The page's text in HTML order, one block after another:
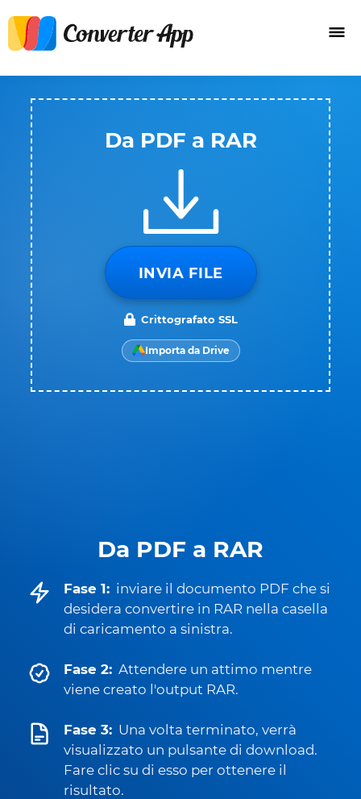
Da PDF a RAR
Fase 1: inviare il documento PDF che si
desidera convertire in RAR nella casella
di caricamento a sinistra.
Fase 2: Attendere un attimo mentre
viene creato l'output RAR.
Fase 3: Una volta terminato, verrà
visualizzato un pulsante di download.
Fare clic su di esso per ottenere il
risultato.
Da PDF a RAR
INVIA FILE
Crittografato SSL
Importa da Drive